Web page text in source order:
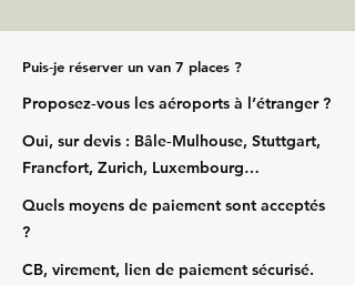
Puis‑je réserver un van 7 places ?
Proposez‑vous les aéroports à l’étranger ?
Oui, sur devis : Bâle‑Mulhouse, Stuttgart,
Francfort, Zurich, Luxembourg…
Quels moyens de paiement sont acceptés
?
CB, virement, lien de paiement sécurisé.